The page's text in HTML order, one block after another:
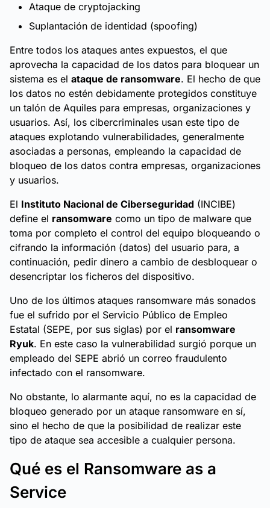
Ataque de cryptojacking
Suplantación de identidad (spoofing)
Entre todos los ataques antes expuestos, el que
aprovecha la capacidad de los datos para bloquear un
sistema es el ataque de ransomware. El hecho de que
los datos no estén debidamente protegidos constituye
un talón de Aquiles para empresas, organizaciones y
usuarios. Así, los cibercriminales usan este tipo de
ataques explotando vulnerabilidades, generalmente
asociadas a personas, empleando la capacidad de
bloqueo de los datos contra empresas, organizaciones
y usuarios.
El Instituto Nacional de Ciberseguridad (INCIBE)
define el ransomware como un tipo de malware que
toma por completo el control del equipo bloqueando o
cifrando la información (datos) del usuario para, a
continuación, pedir dinero a cambio de desbloquear o
desencriptar los ficheros del dispositivo.
Uno de los últimos ataques ransomware más sonados
fue el sufrido por el Servicio Público de Empleo
Estatal (SEPE, por sus siglas) por el ransomware
Ryuk. En este caso la vulnerabilidad surgió porque un
empleado del SEPE abrió un correo fraudulento
infectado con el ransomware.
No obstante, lo alarmante aquí, no es la capacidad de
bloqueo generado por un ataque ransomware en sí,
sino el hecho de que la posibilidad de realizar este
tipo de ataque sea accesible a cualquier persona.
Qué es el Ransomware as a
Service